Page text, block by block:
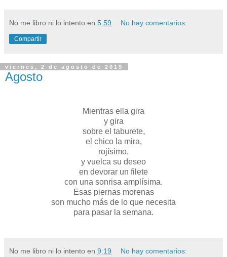
No me libro ni lo intento en 5:59 No hay comentarios:
Compartir
viernes, 2 de agosto de 2019
Agosto
Mientras ella gira
y gira
sobre el taburete,
el chico la mira,
rojísimo,
y vuelca su deseo
en devorar un filete
con una sonrisa amplísima.
Esas piernas morenas
son mucho más de lo que necesita
para pasar la semana.
No me libro ni lo intento en 9:19 No hay comentarios: